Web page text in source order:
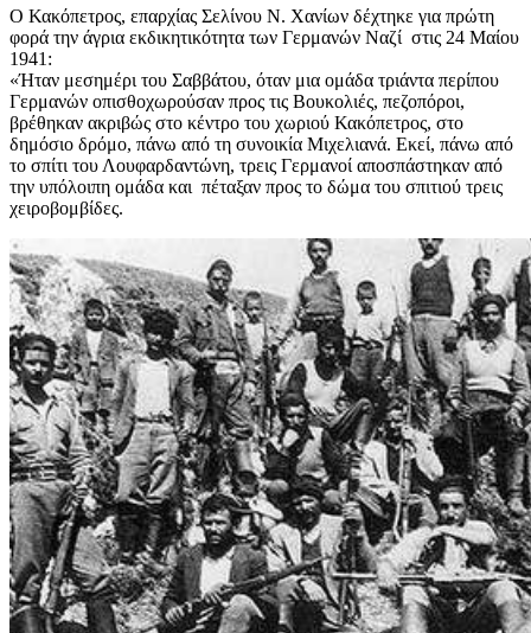
Ο Κακόπετρος, επαρχίας Σελίνου Ν. Χανίων δέχτηκε για πρώτη
φορά την άγρια εκδικητικότητα των Γερμανών Ναζί στις 24 Μαίου
1941:
«Ήταν μεσημέρι του Σαββάτου, όταν μια ομάδα τριάντα περίπου
Γερμανών οπισθοχωρούσαν προς τις Βουκολιές, πεζοπόροι,
βρέθηκαν ακριβώς στο κέντρο του χωριού Κακόπετρος, στο
δημόσιο δρόμο, πάνω από τη συνοικία Μιχελιανά. Εκεί, πάνω από
το σπίτι του Λουφαρδαντώνη, τρεις Γερμανοί αποσπάστηκαν από
την υπόλοιπη ομάδα και πέταξαν προς το δώμα του σπιτιού τρεις
χειροβομβίδες.